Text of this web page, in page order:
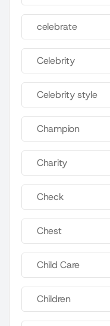
celebrate
Celebrity
Celebrity style
Champion
Charity
Check
Chest
Child Care
Children